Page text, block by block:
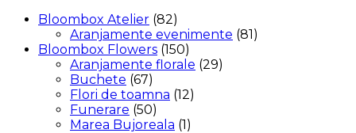
Bloombox Atelier (82)
Aranjamente evenimente (81)
Bloombox Flowers (150)
Aranjamente florale (29)
Buchete (67)
Flori de toamna (12)
Funerare (50)
Marea Bujoreala (1)